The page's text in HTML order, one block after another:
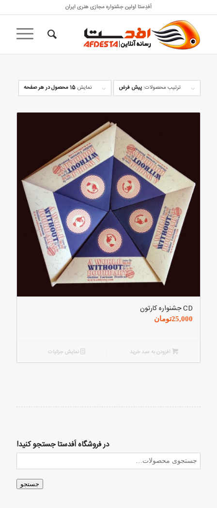
اَفدِستا اولین جشنواره مجازی هنری ایران
ترتیب محصولات: پیش فرض نمایش 15 محصول در هر صفحه
CD جشنواره کارتون
25,000تومان
افزودن به سبد خرید نمایش جزئیات
در فروشگاه اَفدستا جستجو کنید!
جستجو